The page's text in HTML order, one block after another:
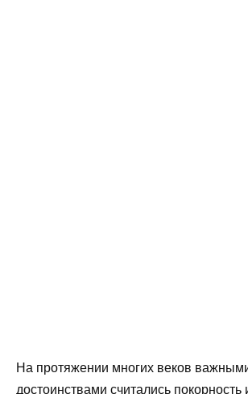
На протяжении многих веков
достоинствами считались